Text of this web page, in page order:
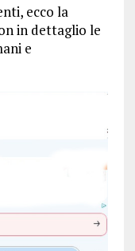
ecco la
in dettaglio le
e